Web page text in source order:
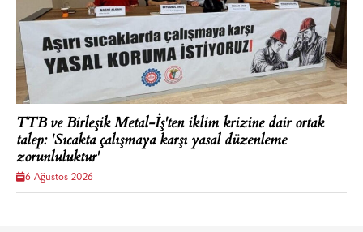
TTB ve Birleşik Metal-İş'ten iklim krizine dair ortak
talep: 'Sıcakta çalışmaya karşı yasal düzenleme
zorunluluktur'
6 Ağustos 2026